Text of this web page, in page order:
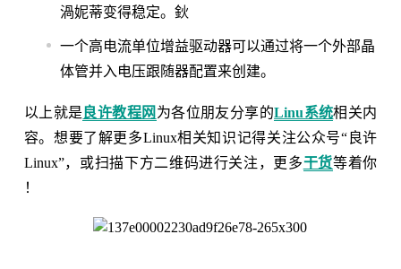
渦妮蒂变得稳定。鈥
一个高电流单位增益驱动器可以通过将一个外部晶
体管并入电压跟随器配置来创建。
以上就是 良许教程网 为各位朋友分享的Linu系统相关内
容。想要了解更多Linux相关知识记得关注公众号“良许
Linux”，或扫描下方二维码进行关注，更多干货等着你
！